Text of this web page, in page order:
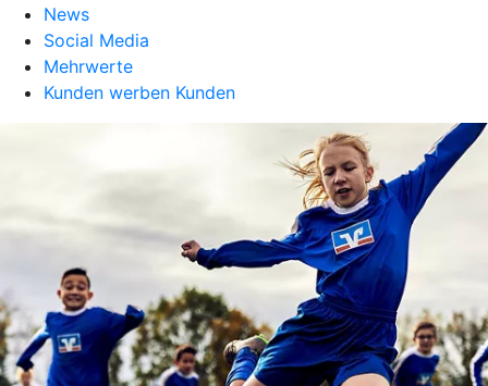
News
Social Media
Mehrwerte
Kunden werben Kunden